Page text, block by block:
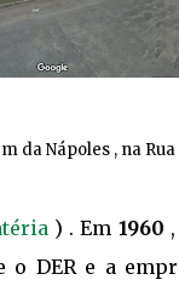
da Nápoles , na
) . Em 1960
DER e a